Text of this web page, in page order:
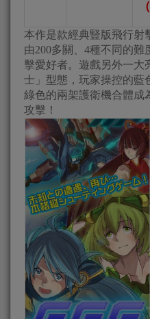
本作是款經典豎版飛行射
由200多關、4種不同的
擊愛好者。遊戲另外一大
士」型態，玩家操控的藍
綠色的兩架護衛機合體成
攻擊！